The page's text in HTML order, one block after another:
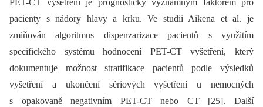
PET-CT vyšetření je prognosticky významným faktorem pro
pacienty s nádory hlavy a krku. Ve studii Aikena et al. je
zmiňován algoritmus dispenzarizace pacientů s využitím
specifického systému hodnocení PET-CT vyšetření, který
dokumentuje možnost stratifikace pacientů podle výsledků
vyšetření a ukončení sériových vyšetření u nemocných
s opakovaně negativním PET-CT nebo CT [25]. Další